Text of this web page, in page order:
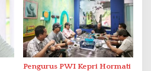
Pengurus PWI Kepri Hormati